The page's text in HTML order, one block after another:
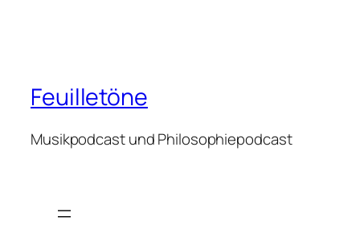
Feuilletöne
Musikpodcast und Philosophiepodcast